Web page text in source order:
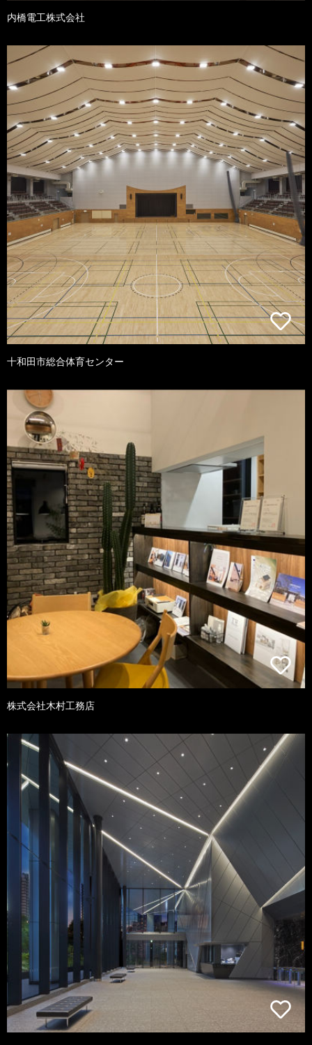
内橋電工株式会社
十和田市総合体育センター
株式会社木村工務店